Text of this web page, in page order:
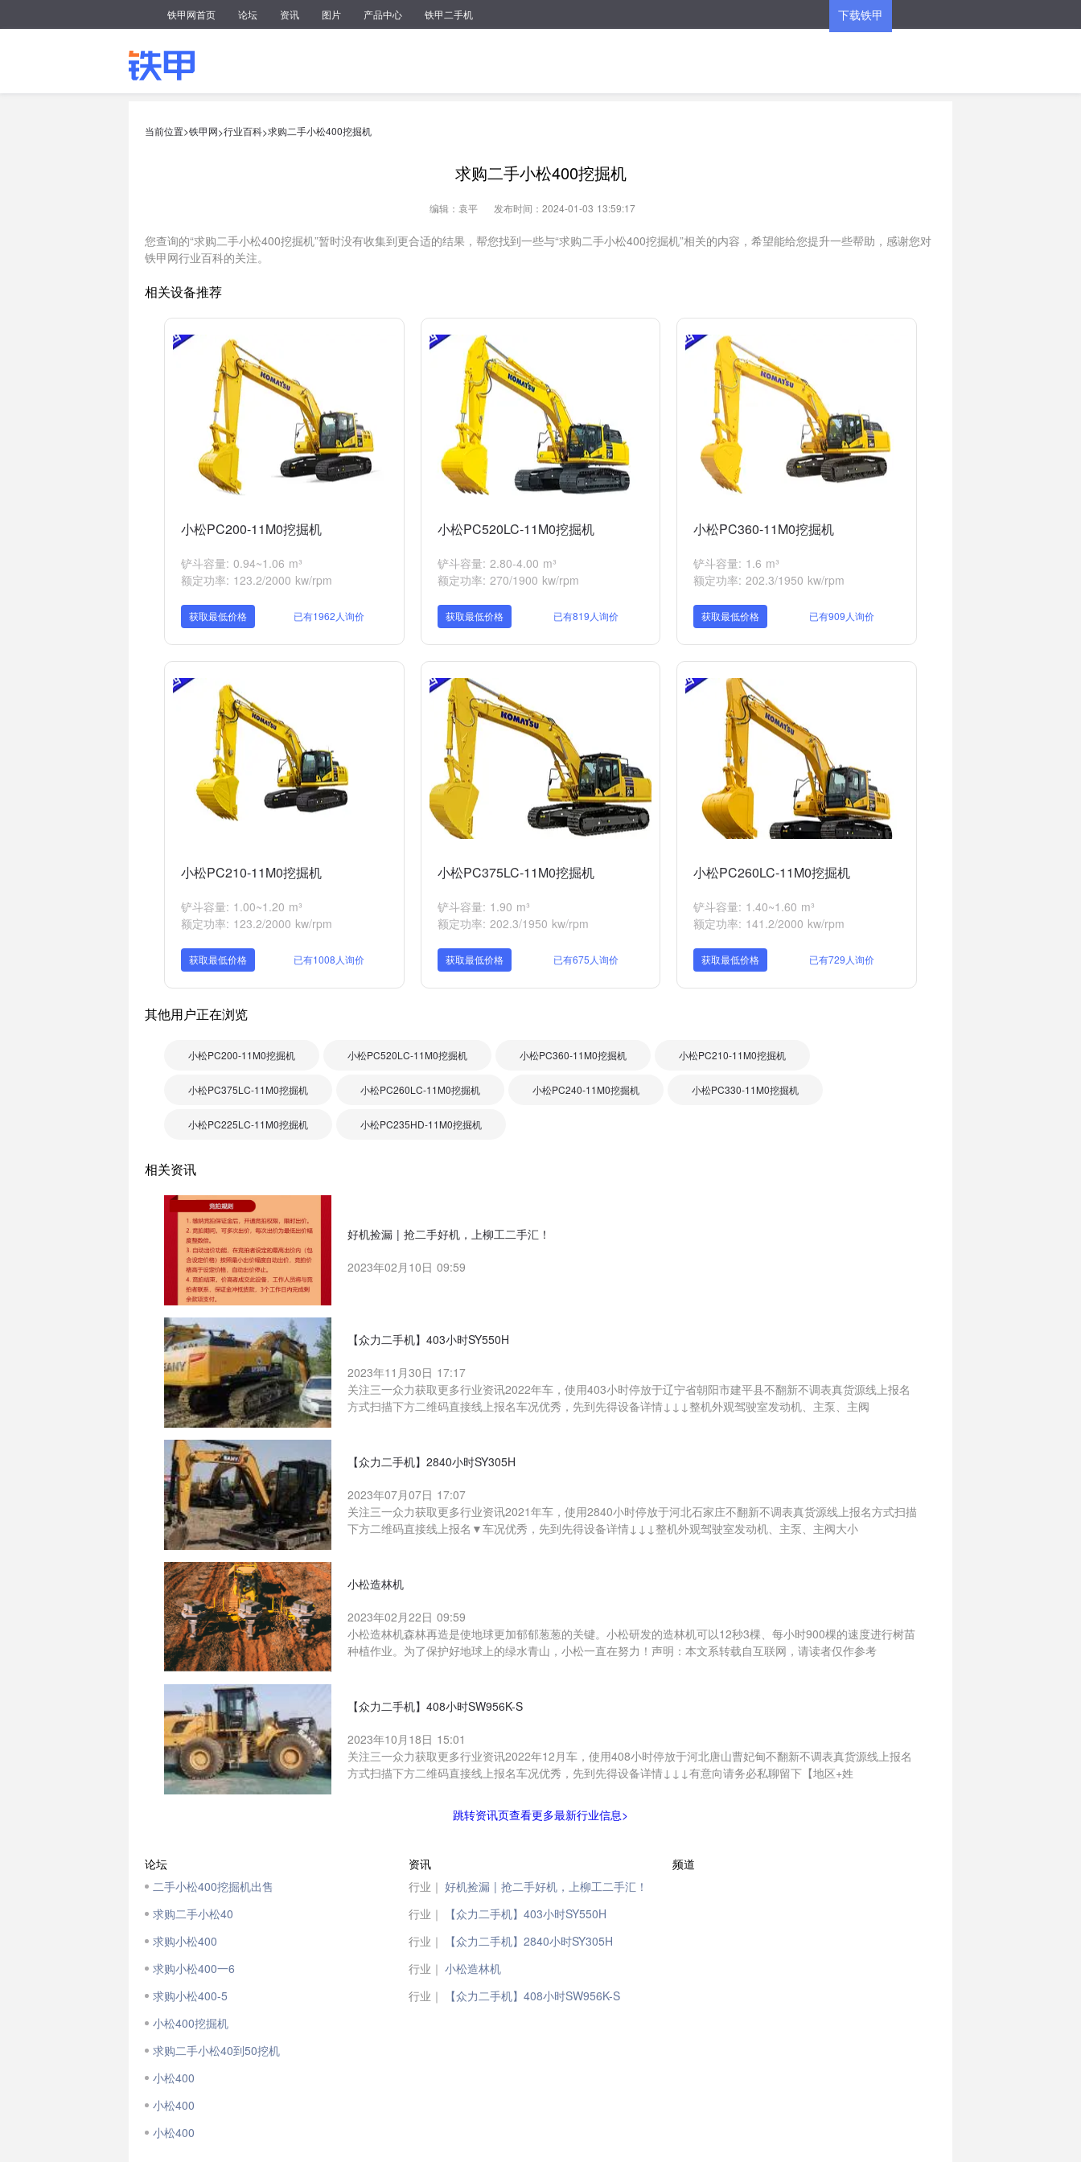
铁甲网首页 论坛 资讯 图片 产品中心 铁甲二手机
下载铁甲
当前位置>铁甲网>行业百科>求购二手小松400挖掘机
求购二手小松400挖掘机
编辑：袁平 发布时间：2024-01-03 13:59:17
您查询的“求购二手小松400挖掘机”暂时没有收集到更合适的结果，帮您找到一些与“求购二手小松400挖掘机”相关的内容，希望能给您提升一些帮助，感谢您对
铁甲网行业百科的关注。
相关设备推荐
小松PC200-11M0挖掘机
铲斗容量: 0.94~1.06 m³
额定功率: 123.2/2000 kw/rpm
获取最低价格 已有1962人询价
小松PC520LC-11M0挖掘机
铲斗容量: 2.80-4.00 m³
额定功率: 270/1900 kw/rpm
获取最低价格 已有819人询价
小松PC360-11M0挖掘机
铲斗容量: 1.6 m³
额定功率: 202.3/1950 kw/rpm
获取最低价格 已有909人询价
小松PC210-11M0挖掘机
铲斗容量: 1.00~1.20 m³
额定功率: 123.2/2000 kw/rpm
获取最低价格 已有1008人询价
小松PC375LC-11M0挖掘机
铲斗容量: 1.90 m³
额定功率: 202.3/1950 kw/rpm
获取最低价格 已有675人询价
小松PC260LC-11M0挖掘机
铲斗容量: 1.40~1.60 m³
额定功率: 141.2/2000 kw/rpm
获取最低价格 已有729人询价
其他用户正在浏览
小松PC200-11M0挖掘机 小松PC520LC-11M0挖掘机 小松PC360-11M0挖掘机 小松PC210-11M0挖掘机
小松PC375LC-11M0挖掘机 小松PC260LC-11M0挖掘机 小松PC240-11M0挖掘机 小松PC330-11M0挖掘机
小松PC225LC-11M0挖掘机 小松PC235HD-11M0挖掘机
相关资讯
好机捡漏 | 抢二手好机，上柳工二手汇！
2023年02月10日 09:59
【众力二手机】403小时SY550H
2023年11月30日 17:17
关注三一众力获取更多行业资讯2022年车，使用403小时停放于辽宁省朝阳市建平县不翻新不调表真货源线上报名
方式扫描下方二维码直接线上报名车况优秀，先到先得设备详情↓↓↓整机外观驾驶室发动机、主泵、主阀
【众力二手机】2840小时SY305H
2023年07月07日 17:07
关注三一众力获取更多行业资讯2021年车，使用2840小时停放于河北石家庄不翻新不调表真货源线上报名方式扫描
下方二维码直接线上报名▼车况优秀，先到先得设备详情↓↓↓整机外观驾驶室发动机、主泵、主阀大小
小松造林机
2023年02月22日 09:59
小松造林机森林再造是使地球更加郁郁葱葱的关键。小松研发的造林机可以12秒3棵、每小时900棵的速度进行树苗
种植作业。为了保护好地球上的绿水青山，小松一直在努力！声明：本文系转载自互联网，请读者仅作参考
【众力二手机】408小时SW956K-S
2023年10月18日 15:01
关注三一众力获取更多行业资讯2022年12月车，使用408小时停放于河北唐山曹妃甸不翻新不调表真货源线上报名
方式扫描下方二维码直接线上报名车况优秀，先到先得设备详情↓↓↓有意向请务必私聊留下【地区+姓
跳转资讯页查看更多最新行业信息>
论坛
二手小松400挖掘机出售
求购二手小松40
求购小松400
求购小松400一6
求购小松400-5
小松400挖掘机
求购二手小松40到50挖机
小松400
小松400
小松400
资讯
行业｜ 好机捡漏 | 抢二手好机，上柳工二手汇！
行业｜
【众力二手机】403小时SY550H
行业｜
【众力二手机】2840小时SY305H
行业｜ 小松造林机
行业｜
【众力二手机】408小时SW956K-S
频道